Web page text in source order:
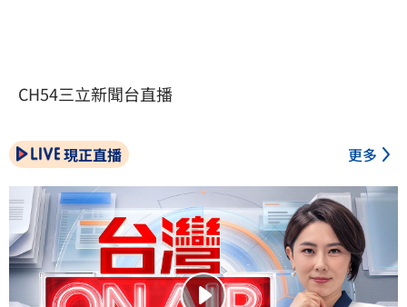
CH54三立新聞台直播
現正直播 更多